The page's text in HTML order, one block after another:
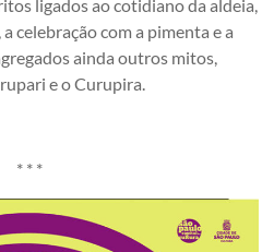
ligados ao cotidiano da aldeia,
celebração com a pimenta e a
ainda outros mitos,
e o Curupira.
* * *